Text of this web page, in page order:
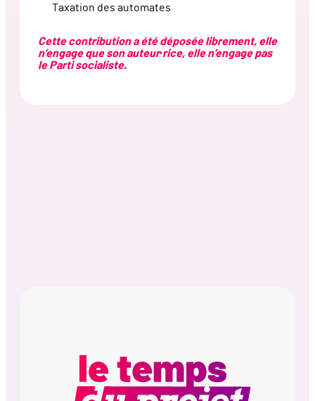
Taxation des automates
Cette contribution a été déposée librement, elle
n’engage que son auteur·rice, elle n’engage pas
le Parti socialiste.